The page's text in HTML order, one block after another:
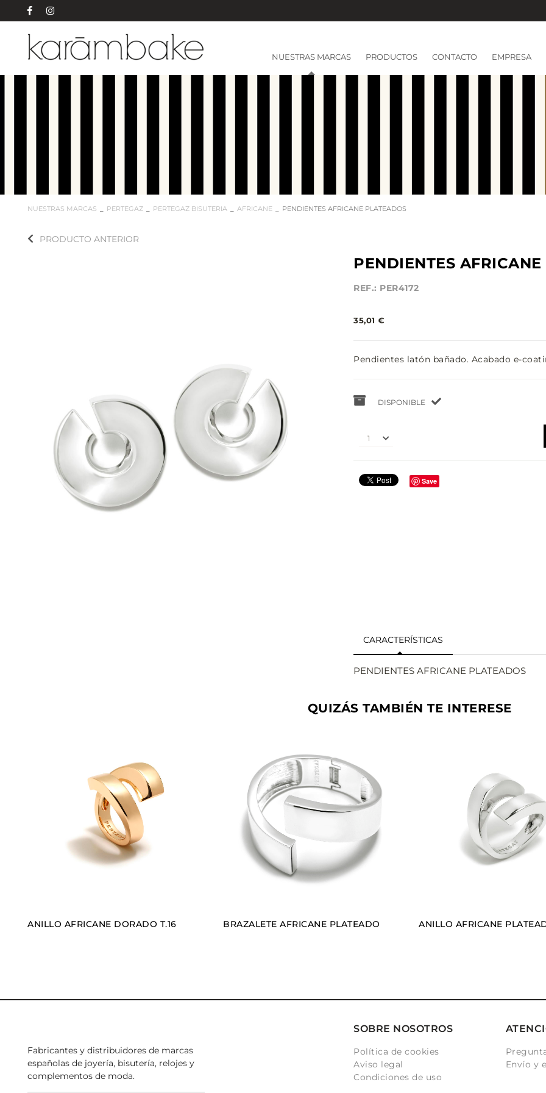
NUESTRAS MARCAS PRODUCTOS CONTACTO EMPRESA
NUESTRAS MARCAS PERTEGAZ PERTEGAZ BISUTERIA AFRICANE PENDIENTES AFRICANE PLATEADOS
PRODUCTO ANTERIOR
PENDIENTES
REF.: PER4172
35,01 €
Pendientes latón bañado. Acabado e-
DISPONIBLE
1
Save
CARACTERÍSTICAS
PENDIENTES AFRICANE PLATEADOS
QUIZÁS TAMBIÉN TE INTERESE
AÑADIR
ANILLO AFRICANE DORADO T.16 BRAZALETE AFRICANE PLATEADO
VER
ANILLO AFRICANE
Fabricantes y distribuidores de marcas
españolas de joyería, bisutería, relojes y
complementos de moda.
SOBRE NOSOTROS
Política de cookies
Aviso legal
Condiciones de uso
Envío y